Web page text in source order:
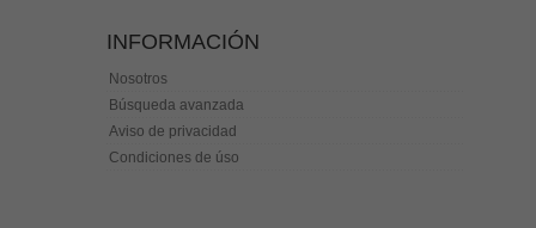
INFORMACIÓN
Nosotros
Búsqueda avanzada
Aviso de privacidad
Condiciones de úso